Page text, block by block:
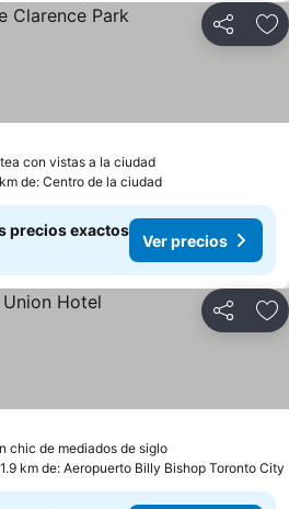
Compartir
con vistas a la ciudad
de: Centro de la ciudad
precios exactos
Ver precios
Compartir
chic de mediados de siglo
km de: Aeropuerto Billy Bishop Toronto City